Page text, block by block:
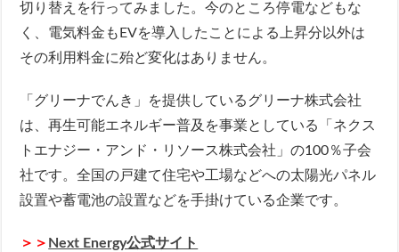
切り替えを行ってみました。今のところ停電などもな
く、電気料金もEVを導入したことによる上昇分以外は
その利用料金に殆ど変化はありません。
「グリーナでんき」を提供しているグリーナ株式会社
は、再生可能エネルギー普及を事業としている「ネクス
トエナジー・アンド・リソース株式会社」の100％子会
社です。全国の戸建て住宅や工場などへの太陽光パネル
設置や蓄電池の設置などを手掛けている企業です。
＞＞ Next Energy公式サイト